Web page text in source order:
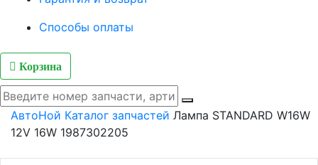
Способы оплаты
Корзина
АвтоНой Каталог запчастей Лампа STANDARD W16W
12V 16W 1987302205